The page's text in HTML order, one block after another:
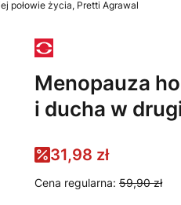
połowie życia, Pretti Agrawal
Menopauza
i ducha w
31,98 zł
Cena regularna: 59,90 zł